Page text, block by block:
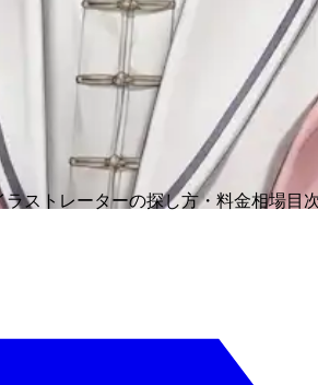
ラストレーターの探し方・料金相場目